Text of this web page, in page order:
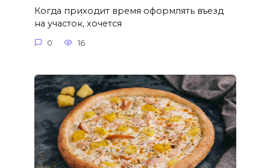
Когда приходит время оформлять въезд
на участок, хочется
0 16